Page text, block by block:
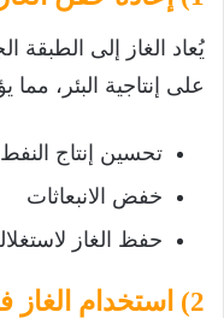
يُعاد الغاز إلى الطبقة
على إنتاجية البئر، مما
تحسين إنتاج النفط
خفض الانبعاثات
حفظ الغاز
2) استخدام الغاز في توليد الكهرباء